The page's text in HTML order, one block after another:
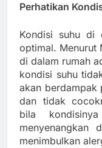
Perhatikan
Kondisi suhu di
optimal. Menurut
di dalam rumah
kondisi suhu
akan berdampak
dan tidak
bila
menyenangkan
menimbulkan